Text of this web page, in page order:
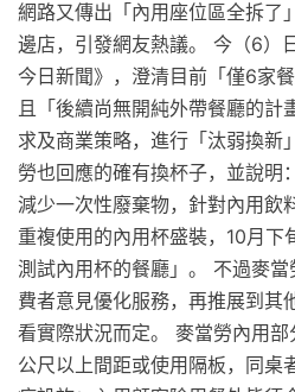
網路又傳出「內用座位區全拆了
邊店，引發網友熱議。 今（6）
今日新聞》，澄清目前「僅6家
且「後續尚無開純外帶餐廳的計
求及商業策略，進行「汰弱換新
勞也回應的確有換杯子，並說明
減少一次性廢棄物，針對內用飲
重複使用的內用杯盛裝，10月下
測試內用杯的餐廳」。 不過麥
費者意見優化服務，再推展到其
看實際狀況而定。 麥當勞內用
公尺以上間距或使用隔板，同桌